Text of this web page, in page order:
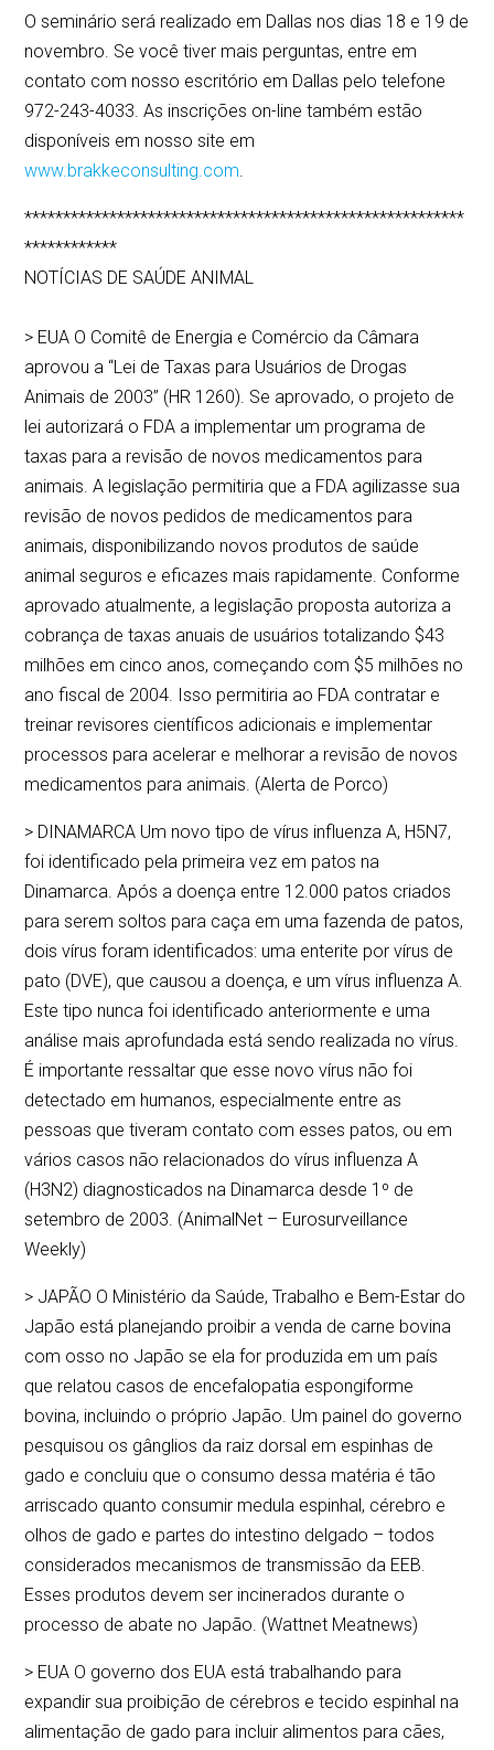
O seminário será realizado em Dallas nos dias 18 e 19 de
novembro. Se você tiver mais perguntas, entre em
contato com nosso escritório em Dallas pelo telefone
972-243-4033. As inscrições on-line também estão
disponíveis em nosso site em
www.brakkeconsulting.com.
*********************************************************
************
NOTÍCIAS DE SAÚDE ANIMAL
> EUA O Comitê de Energia e Comércio da Câmara
aprovou a “Lei de Taxas para Usuários de Drogas
Animais de 2003” (HR 1260). Se aprovado, o projeto de
lei autorizará o FDA a implementar um programa de
taxas para a revisão de novos medicamentos para
animais. A legislação permitiria que a FDA agilizasse sua
revisão de novos pedidos de medicamentos para
animais, disponibilizando novos produtos de saúde
animal seguros e eficazes mais rapidamente. Conforme
aprovado atualmente, a legislação proposta autoriza a
cobrança de taxas anuais de usuários totalizando $43
milhões em cinco anos, começando com $5 milhões no
ano fiscal de 2004. Isso permitiria ao FDA contratar e
treinar revisores científicos adicionais e implementar
processos para acelerar e melhorar a revisão de novos
medicamentos para animais. (Alerta de Porco)
> DINAMARCA Um novo tipo de vírus influenza A, H5N7,
foi identificado pela primeira vez em patos na
Dinamarca. Após a doença entre 12.000 patos criados
para serem soltos para caça em uma fazenda de patos,
dois vírus foram identificados: uma enterite por vírus de
pato (DVE), que causou a doença, e um vírus influenza A.
Este tipo nunca foi identificado anteriormente e uma
análise mais aprofundada está sendo realizada no vírus.
É importante ressaltar que esse novo vírus não foi
detectado em humanos, especialmente entre as
pessoas que tiveram contato com esses patos, ou em
vários casos não relacionados do vírus influenza A
(H3N2) diagnosticados na Dinamarca desde 1º de
setembro de 2003. (AnimalNet – Eurosurveillance
Weekly)
> JAPÃO O Ministério da Saúde, Trabalho e Bem-Estar do
Japão está planejando proibir a venda de carne bovina
com osso no Japão se ela for produzida em um país
que relatou casos de encefalopatia espongiforme
bovina, incluindo o próprio Japão. Um painel do governo
pesquisou os gânglios da raiz dorsal em espinhas de
gado e concluiu que o consumo dessa matéria é tão
arriscado quanto consumir medula espinhal, cérebro e
olhos de gado e partes do intestino delgado – todos
considerados mecanismos de transmissão da EEB.
Esses produtos devem ser incinerados durante o
processo de abate no Japão. (Wattnet Meatnews)
> EUA O governo dos EUA está trabalhando para
expandir sua proibição de cérebros e tecido espinhal na
alimentação de gado para incluir alimentos para cães,